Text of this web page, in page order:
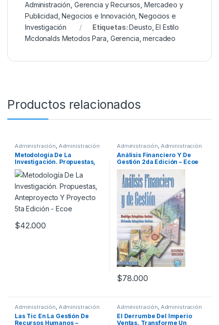
Administración Gerencia y Recursos Mercadeo y
Publicidad ,Negocios e Innovación ,Negocios e
Investigación
Etiquetas:Deusto ,El Estilo
Mcdonalds Metodos Para Gerencia ,mercadeo
Productos relacionados
Administración, Administración
y Empresa Ciencias Sociales
Interes General,Metodología
Negocios e Investigación,
Profesionales y tecnicos
Metodología De La
Investigación. Propuestas,
Anteproyecto Y Proyecto 5ta
Edición – Ecoe
$42.000
Administración, Administración
y Empresa, Economía y
Finanzas,Profesionales y
tecnicos
Análisis Financiero Y De
Gestión 2da Edición – Ecoe
$78.000
Administración, Administración
y Empresa Ciencias Sociales
Comunicación y Periodismo
Gerencia y Recursos,
Las Tic En La Gestión De
Recursos Humanos –
Administración, Administración
y Empresa Gerencia y
Recursos,Interes General,
Literatura y Ficción,Mercadeo y
El Derrumbe Del Imperio
Ventas. Transforme Un